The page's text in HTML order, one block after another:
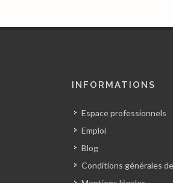
INFORMATIONS
Espace professionnels
Emploi
Blog
Conditions générales